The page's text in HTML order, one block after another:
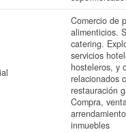
del informe de
realizado el 17/10/2025.
Comercio de
alimenticios.
catering.
servicios
hosteleros, y
relacionados
restauración
Compra,
inmuebles